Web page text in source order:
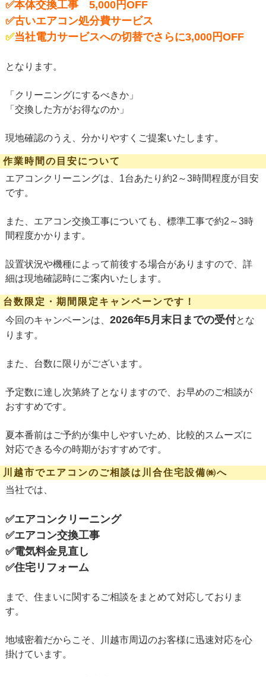
✅本体交換工事 5,000円OFF
✅古いエアコン処分費サービス
✅当社電力サービスへの切替でさらに3,000円OFF
となります。
「クリーニングにするべきか」
「交換した方がお得なのか」
現地確認のうえ、分かりやすくご提案いたします。
作業時間の目安について
エアコンクリーニングは、1台あたり約2～3時間程度が目安
です。
また、エアコン交換工事についても、標準工事で約2～3時
間程度かかります。
設置状況や機種によって前後する場合がありますので、詳
細は現地確認時にご案内いたします。
台数限定・期間限定キャンペーンです！
今回のキャンペーンは、 2026年5月末日までの受付とな
ります。
また、台数に限りがございます。
予定数に達し次第終了となりますので、お早めのご相談が
おすすめです。
夏本番前はご予約が集中しやすいため、比較的スムーズに
対応できる今の時期がおすすめです。
川越市でエアコンのご相談は川合住宅設備㈱へ
当社では、
✅エアコンクリーニング
✅エアコン交換工事
✅電気料金見直し
✅住宅リフォーム
まで、住まいに関するご相談をまとめて対応しておりま
す。
地域密着だからこそ、川越市周辺のお客様に迅速対応を心
掛けています。